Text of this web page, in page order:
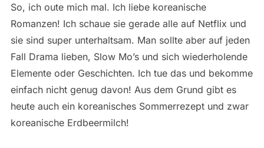
So, ich oute mich mal. Ich liebe koreanische
Romanzen! Ich schaue sie gerade alle auf Netflix und
sie sind super unterhaltsam. Man sollte aber auf jeden
Fall Drama lieben, Slow Mo’s und sich wiederholende
Elemente oder Geschichten. Ich tue das und bekomme
einfach nicht genug davon! Aus dem Grund gibt es
heute auch ein koreanisches Sommerrezept und zwar
koreanische Erdbeermilch!